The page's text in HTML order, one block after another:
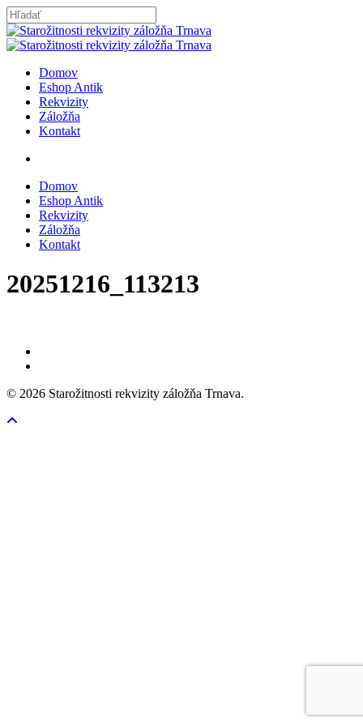
Skip
to
main
Close
Search
search
Menu
Domov
Eshop Antik
Rekvizity
Záložňa
Kontakt
Domov
Eshop Antik
Rekvizity
Záložňa
Kontakt
20251216_113213
© 2026 Starožitnosti rekvizity záložňa Trnava.